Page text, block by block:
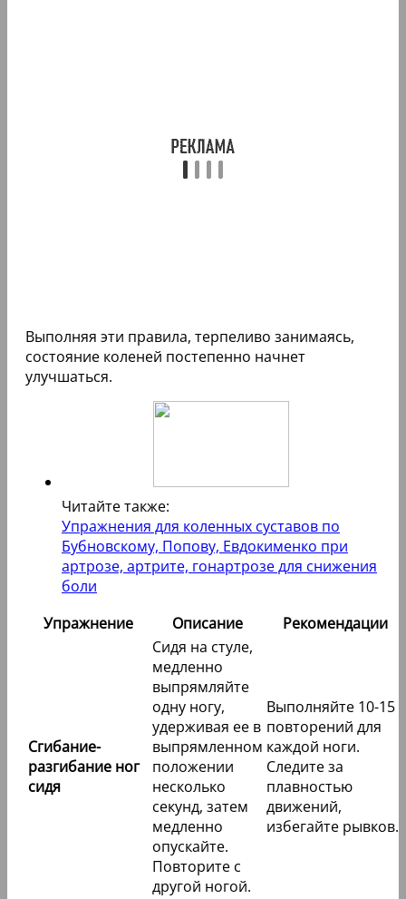
Выполняя эти правила, терпеливо занимаясь,
состояние коленей постепенно начнет
улучшаться.
Читайте также:
Упражнения для коленных суставов по
Бубновскому, Попову, Евдокименко при
артрозе, артрите, гонартрозе для снижения
боли
Упражнение
Описание Рекомендации
Сгибание-
разгибание ног
сидя
Сидя на стуле,
медленно
выпрямляйте
одну ногу,
удерживая ее в
выпрямленном
положении
несколько
секунд, затем
медленно
опускайте.
Повторите с
другой ногой.
Выполняйте 10-15
повторений для
каждой ноги.
Следите за
плавностью
движений,
избегайте рывков.